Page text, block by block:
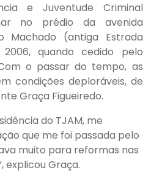
e Juventude Criminal
no prédio da avenida
Machado (antiga Estrada
quando cedido pelo
o passar do tempo, as
condições deploráveis, de
Graça Figueiredo.
do TJAM, me
que me foi passada pelo
muito para reformas nas
explicou Graça.